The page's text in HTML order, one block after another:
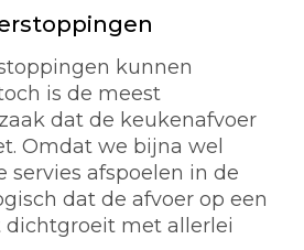
kunnen
is de meest
dat de keukenafvoer
Omdat we bijna wel
servies afspoelen in de
dat de afvoer op een
met allerlei